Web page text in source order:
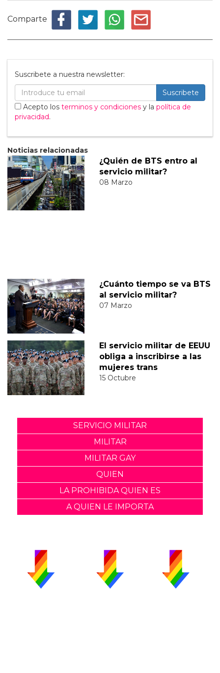
Comparte
Suscribete a nuestra newsletter:
Suscribete
Acepto los terminos y condiciones y la política de
privacidad.
Noticias relacionadas
¿Quién de BTS entro al
servicio militar?
08 Marzo
¿Cuánto tiempo se va BTS
al servicio militar?
07 Marzo
El servicio militar de EEUU
obliga a inscribirse a las
mujeres trans
15 Octubre
SERVICIO MILITAR
MILITAR
MILITAR GAY
QUIEN
LA PROHIBIDA QUIEN ES
A QUIEN LE IMPORTA